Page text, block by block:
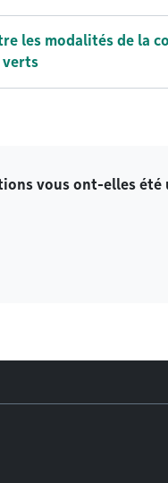
les modalités de la
verts
vous ont-elles été